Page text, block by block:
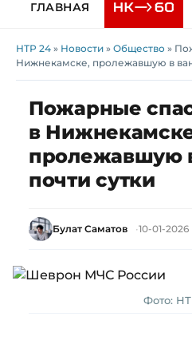
ГЛАВНАЯ
НТР 24 » Новости » Общество »
Нижнекамске, пролежавшую в
Пожарные
в
пролежавшую
почти сутки
Булат Саматов 10-01-2026
Фото: